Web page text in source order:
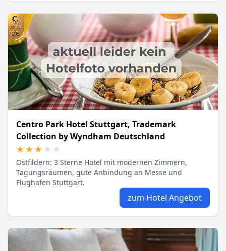
Centro Park Hotel Stuttgart, Trademark
Collection by Wyndham Deutschland
★★★★★
★★★★★
Ostfildern: 3 Sterne Hotel mit modernen Zimmern,
Tagungsräumen, gute Anbindung an Messe und
Flughafen Stuttgart.
zum Hotel Angebot